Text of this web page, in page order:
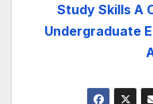
Study Skills A
Undergraduate